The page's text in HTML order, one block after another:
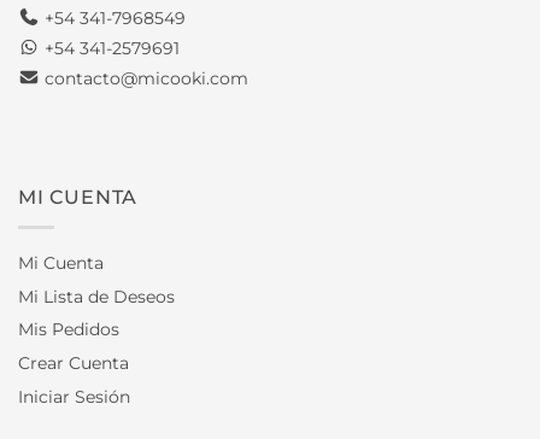
+54 341-7968549
+54 341-2579691
contacto@micooki.com
MI CUENTA
Mi Cuenta
Mi Lista de Deseos
Mis Pedidos
Crear Cuenta
Iniciar Sesión